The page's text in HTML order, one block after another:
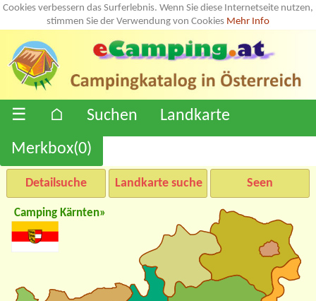
Cookies verbessern das Surferlebnis. Wenn Sie diese Internetseite nutzen,
stimmen Sie der Verwendung von Cookies Mehr Info
☰ ⌂ Suchen
Landkarte
Merkbox(0)
Detailsuche Landkarte suche Seen
Camping Kärnten»